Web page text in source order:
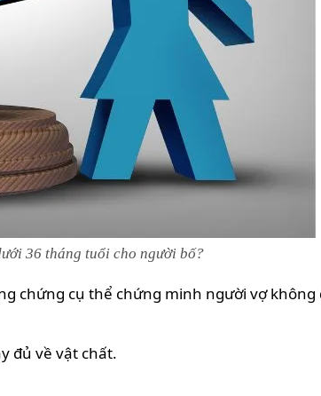
36 tháng tuổi cho người bố?
chứng cụ thể chứng minh người vợ không
đủ về vật chất.